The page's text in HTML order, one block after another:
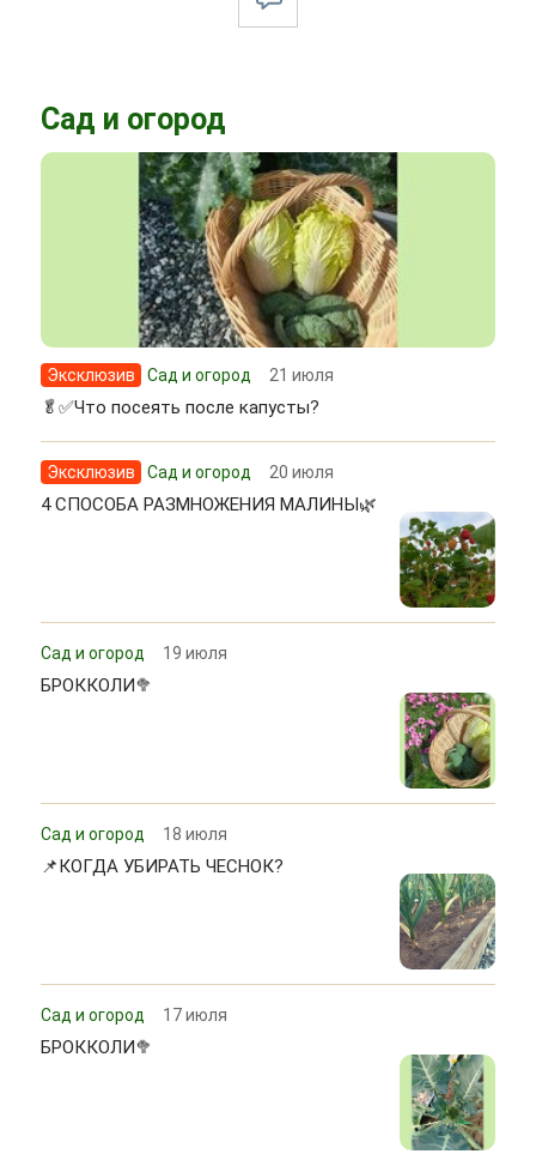
Сад и огород
Эксклюзив Сад и огород 21 июля
🥬✅Что посеять после капусты?
Эксклюзив Сад и огород 20 июля
4 СПОСОБА РАЗМНОЖЕНИЯ МАЛИНЫ🌿
Сад и огород 19 июля
БРОККОЛИ🥦
Сад и огород 18 июля
📌КОГДА УБИРАТЬ ЧЕСНОК?
Сад и огород 17 июля
БРОККОЛИ🥦